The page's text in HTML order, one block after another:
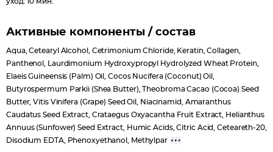
Активные компоненты / состав
Aqua, Cetearyl Alcohol, Cetrimonium Chloride, Keratin, Collagen,
Panthenol, Laurdimonium Hydroxypropyl Hydrolyzed Wheat Protein,
Elaeis Guineensis (Palm) Oil, Cocos Nucifera (Coconut) Oil,
Butyrospermum Parkii (Shea Butter), Theobroma Cacao (Cocoa) Seed
Butter, Vitis Vinifera (Grape) Seed Oil, Niacinamid, Amaranthus
Caudatus Seed Extract, Crataegus Oxyacantha Fruit Extract, Helianthus
Annuus (Sunfower) Seed Extract, Humic Acids, Citric Acid, Ceteareth-20,
Disodium EDTA, Phenoxyethanol, Methylpar